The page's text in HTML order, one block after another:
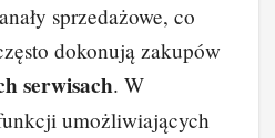
sprzedażowe, co
dokonują zakupów
serwisach. W
umożliwiających